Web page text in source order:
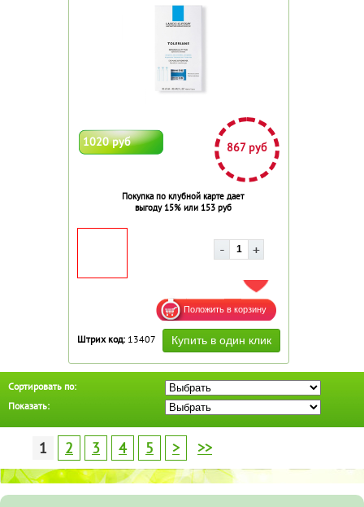
1020 руб 867 руб
Покупка по клубной карте дает
выгоду 15% или 153 руб
ДОБАВИТЬ В ИЗБРАННОЕ
Штрих код: 13407
Сортировать по:
Показать:
1 2 3 4 5 > >>